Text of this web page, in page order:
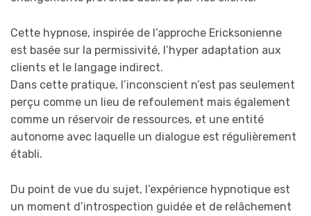
Cette hypnose, inspirée de l’approche Ericksonienne
est basée sur la permissivité, l’hyper adaptation aux
clients et le langage indirect.
Dans cette pratique, l’inconscient n’est pas seulement
perçu comme un lieu de refoulement mais également
comme un réservoir de ressources, et une entité
autonome avec laquelle un dialogue est régulièrement
établi.
Du point de vue du sujet, l’expérience hypnotique est
un moment d’introspection guidée et de relâchement